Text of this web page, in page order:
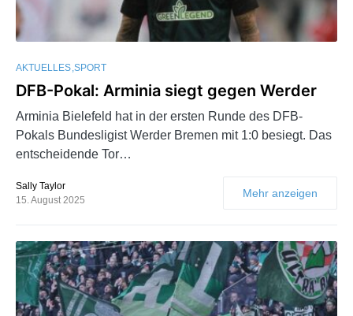
AKTUELLES SPORT
DFB-Pokal: Arminia siegt gegen Werder
Arminia Bielefeld hat in der ersten Runde des DFB-
Pokals Bundesligist Werder Bremen mit 1:0 besiegt. Das
entscheidende Tor…
Sally Taylor
15. August 2025
Mehr anzeigen